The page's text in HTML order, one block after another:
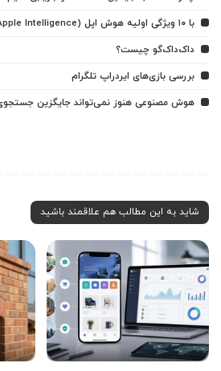
با ۱۰ ویژگی اولیه هوش اپل (Apple Intelligence) آشنا شوید
داک‌داک‌گو چیست؟
بررسی بازی‌های ایردراپ تلگرام
هوش مصنوعی هنوز نمی‌تواند جایگزین
شاید به این مطالب هم علاقمند باشید